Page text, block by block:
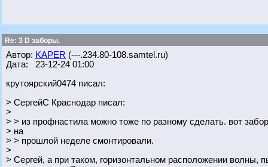
Re: 3 D заборы.
Автор: KAPER (---.234.80-108.samtel.ru)
Дата: 23-12-24 01:00
крутоярский0474 писал:
> СергейС Краснодар писал:
>
> > из профнастила можно тоже по разному сделать. вот
> на
> > прошлой неделе смонтировали.
>
> Сергей, а при таком, горизонтальном расположении волны,